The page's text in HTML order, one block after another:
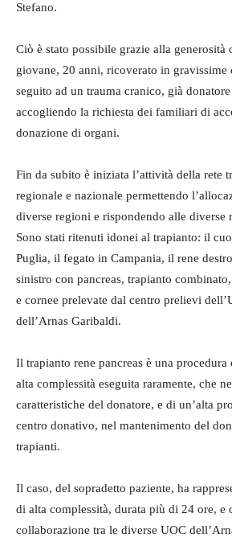
Stefano.
Ciò è stato possibile grazie alla generosità
giovane, 20 anni, ricoverato in
seguito ad un trauma cranico, già
accogliendo la richiesta dei familiari di
donazione di organi.
Fin da subito è iniziata l’attività della rete
regionale e nazionale permettendo
diverse regioni e rispondendo alle diverse
Sono stati ritenuti idonei al trapianto: il
Puglia, il fegato in Campania, il rene
sinistro con pancreas, trapianto
e cornee prelevate dal centro prelievi
dell’Arnas Garibaldi.
Il trapianto rene pancreas è una
alta complessità eseguita raramente, che
caratteristiche del donatore, e di un’alta
centro donativo, nel mantenimento del
trapianti.
Il caso, del sopradetto paziente, ha
di alta complessità, durata più di 24 ore, e
collaborazione tra le diverse UOC